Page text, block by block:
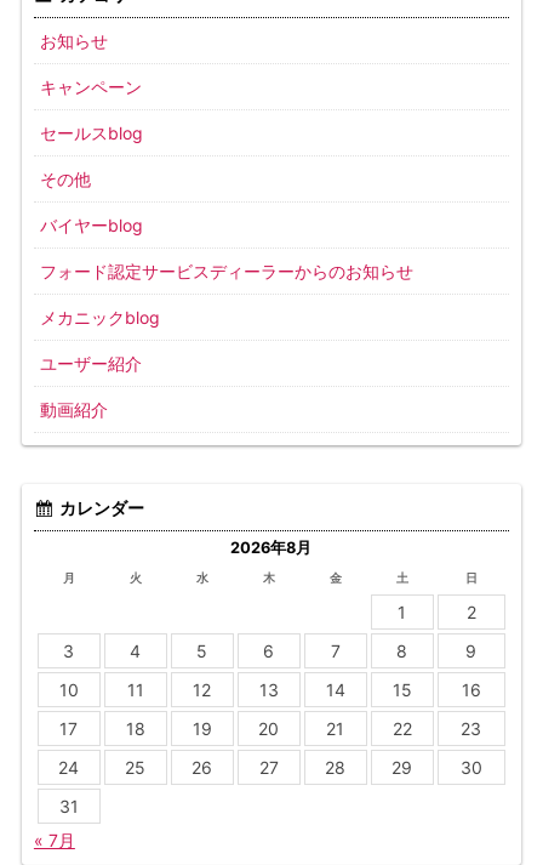
お知らせ
キャンペーン
セールスblog
その他
バイヤーblog
フォード認定サービスディーラーからのお知らせ
メカニックblog
ユーザー紹介
動画紹介
カレンダー
2026年8月
月 火 水 木 金 土 日
1
2
3
4 5 6 7 8
9
10
11 12 13 14 15
16
17
18 19 20 21 22
23
24
25 26 27 28 29
30
31
« 7月